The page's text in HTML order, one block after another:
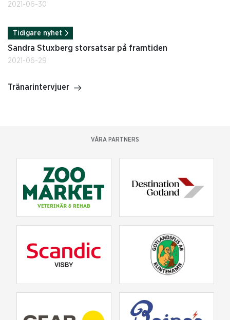
2021-06-30
Tidigare nyhet
Sandra Stuxberg storsatsar på framtiden
2021-06-29
Tränarintervjuer
VÅRA PARTNERS